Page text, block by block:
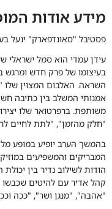
מידע אודות
פסטיבל "סאונדפארק" ינעל
עידן עמדי הוא סמל ישראלי
בעיצומו של פרק חדש ומרגש
השראה. האלבום המצוין שלו
אמנותי המשלב בין כתיבה
משותפת. ברפרטואר שלו
"חלק מהזמן", "לתת לחיים
בהמשך הערב יופיע במופע
המבריקים והמשפיעים
הודות לשילוב נדיר בין
קהל אדיר עם להיטים
"אהבה", "מנגן ושר", "ככה